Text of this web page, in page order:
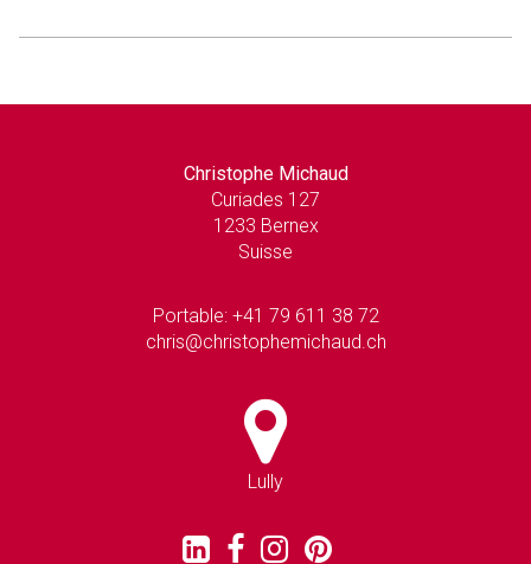
Christophe Michaud
Curiades 127
1233 Bernex
Suisse
Portable: +41 79 611 38 72
chris@christophemichaud.ch
Lully
Retrouver
Retrouver
Retrouver
Retrouver